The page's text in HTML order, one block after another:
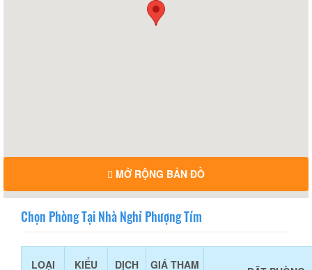
MỞ RỘNG BẢN ĐỒ
Chọn Phòng Tại Nhà Nghỉ Phượng Tím
LOẠI
KIỂU
DỊCH
GIÁ THAM